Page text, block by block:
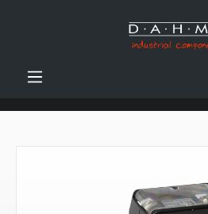
Zum Hauptinhalt springen
Bildergalerie überspringen